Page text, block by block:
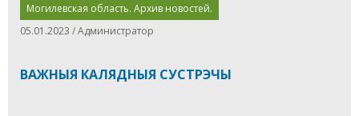
Могилевская область. Архив новостей.
05.01.2023 / Администратор
ВАЖНЫЯ КАЛЯДНЫЯ СУСТРЭЧЫ